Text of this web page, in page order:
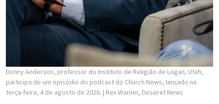
Donny Anderson, professor do Instituto de Religião de Logan, Utah,
participa de um episódio do podcast do Church News, lançado na
terça-feira, 4 de agosto de 2026. | Rex Warner, Deseret News